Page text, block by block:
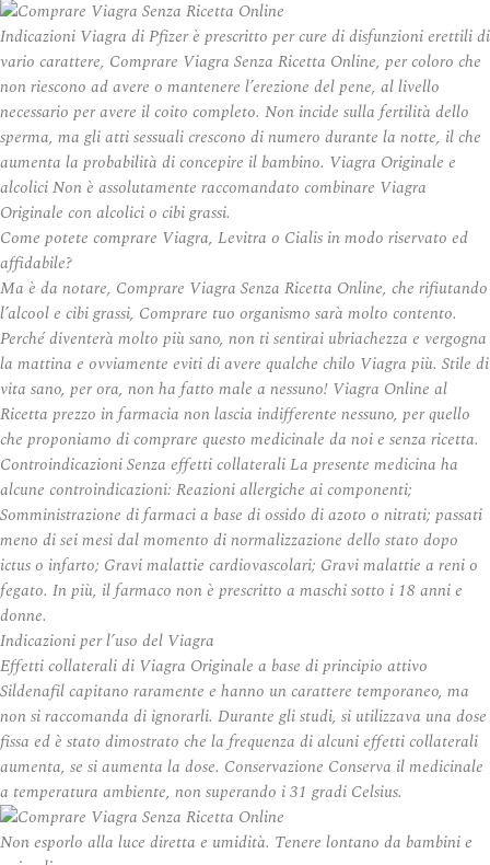
Indicazioni Viagra di Pfizer è prescritto per cure di disfunzioni erettili di
vario carattere, Comprare Viagra Senza Ricetta Online, per coloro che
non riescono ad avere o mantenere l’erezione del pene, al livello
necessario per avere il coito completo. Non incide sulla fertilità dello
sperma, ma gli atti sessuali crescono di numero durante la notte, il che
aumenta la probabilità di concepire il bambino. Viagra Originale e
alcolici Non è assolutamente raccomandato combinare Viagra
Originale con alcolici o cibi grassi.
Come potete comprare Viagra, Levitra o Cialis in modo riservato ed
affidabile?
Ma è da notare, Comprare Viagra Senza Ricetta Online, che rifiutando
l’alcool e cibi grassi, Comprare tuo organismo sarà molto contento.
Perché diventerà molto più sano, non ti sentirai ubriachezza e vergogna
la mattina e ovviamente eviti di avere qualche chilo Viagra più. Stile di
vita sano, per ora, non ha fatto male a nessuno! Viagra Online al
Ricetta prezzo in farmacia non lascia indifferente nessuno, per quello
che proponiamo di comprare questo medicinale da noi e senza ricetta.
Controindicazioni Senza effetti collaterali La presente medicina ha
alcune controindicazioni: Reazioni allergiche ai componenti;
Somministrazione di farmaci a base di ossido di azoto o nitrati; passati
meno di sei mesi dal momento di normalizzazione dello stato dopo
ictus o infarto; Gravi malattie cardiovascolari; Gravi malattie a reni o
fegato. In più, il farmaco non è prescritto a maschi sotto i 18 anni e
donne.
Indicazioni per l’uso del Viagra
Effetti collaterali di Viagra Originale a base di principio attivo
Sildenafil capitano raramente e hanno un carattere temporaneo, ma
non si raccomanda di ignorarli. Durante gli studi, si utilizzava una dose
fissa ed è stato dimostrato che la frequenza di alcuni effetti collaterali
aumenta, se si aumenta la dose. Conservazione Conserva il medicinale
a temperatura ambiente, non superando i 31 gradi Celsius.
Non esporlo alla luce diretta e umidità. Tenere lontano da bambini e